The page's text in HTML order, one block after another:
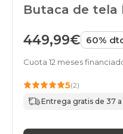
Butaca de tela
449,99€ 60%
Cuota 12 meses
5(2)
Entrega gratis de 37 a